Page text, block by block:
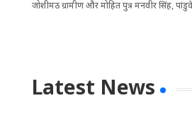
जोशीमठ ग्रामीण और मोहित पुत्र मनवीर सिंह,
Latest News